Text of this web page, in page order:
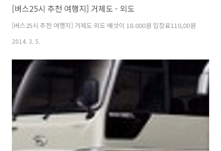
[버스25시 추천 여행지] 거제도 - 외도
[버스25시 추천 여행지] 거제도 외도 배삿이 18.000원 입장료110,00원
2014. 3. 5.